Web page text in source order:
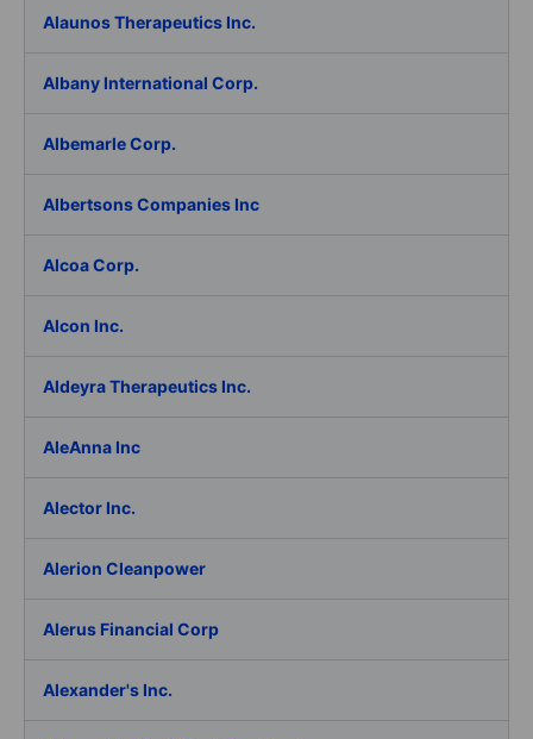
Alaunos Therapeutics Inc.
Albany International Corp.
Albemarle Corp.
Albertsons Companies Inc
Alcoa Corp.
Alcon Inc.
Aldeyra Therapeutics Inc.
AleAnna Inc
Alector Inc.
Alerion Cleanpower
Alerus Financial Corp
Alexander's Inc.